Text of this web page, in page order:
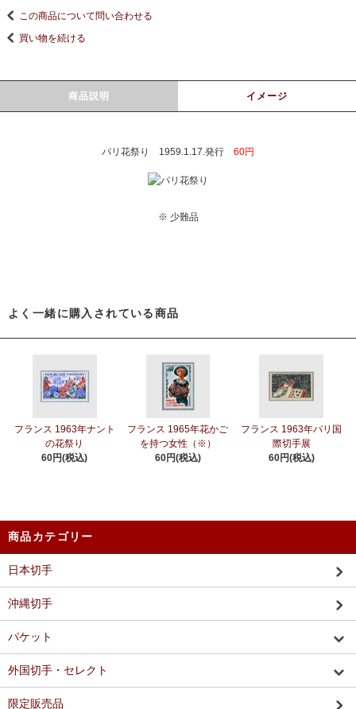
この商品について問い合わせる
買い物を続ける
商品説明 イメージ
パリ花祭り 1959.1.17.発行 60円
※ 少難品
よく一緒に購入されている商品
フランス 1963年ナント
の花祭り
60円(税込)
フランス 1965年花かご
を持つ女性（※）
60円(税込)
フランス 1963年パリ国
際切手展
60円(税込)
商品カテゴリー
日本切手
沖縄切手
パケット
外国切手・セレクト
限定販売品